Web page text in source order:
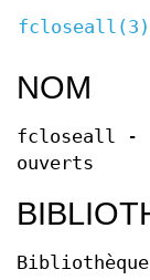
fcloseall(3)
NOM
fcloseall -
ouverts